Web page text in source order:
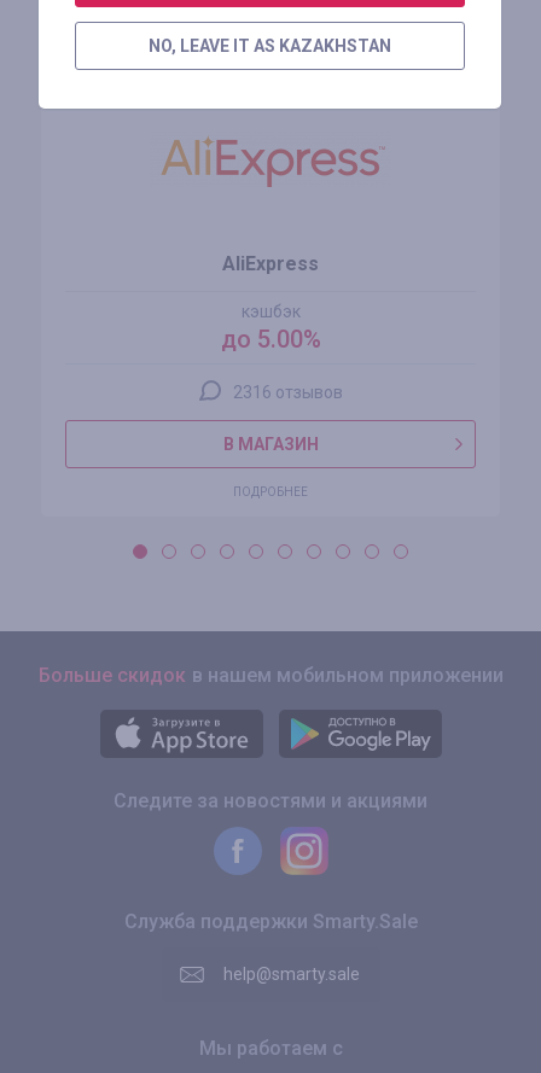
Похожие магазины
AliExpress
кэшбэк
до 5.00%
2316 отзывов
В МАГАЗИН
ПОДРОБНЕЕ
Больше скидок в нашем мобильном приложении
Следите за новостями и акциями
Служба поддержки Smarty.Sale
help@smarty.sale
Мы работаем с
NO, LEAVE IT AS KAZAKHSTAN